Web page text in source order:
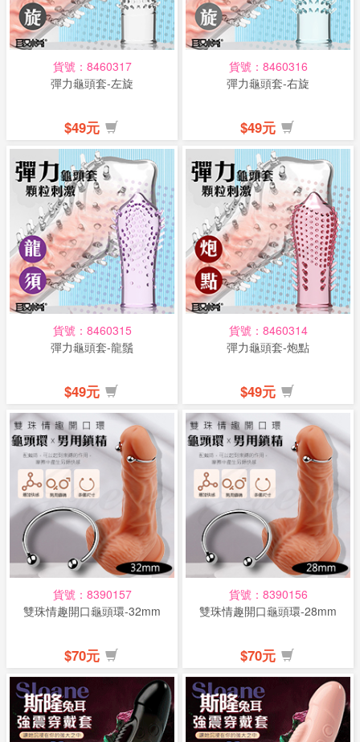
貨號：8460317
彈力龜頭套-左旋
$49元
貨號：8460316
彈力龜頭套-右旋
$49元
貨號：8460315
彈力龜頭套-龍鬚
$49元
貨號：8460314
彈力龜頭套-炮點
$49元
貨號：8390157
雙珠情趣開口龜頭環-32mm
$70元
貨號：8390156
雙珠情趣開口龜頭環-28mm
$70元